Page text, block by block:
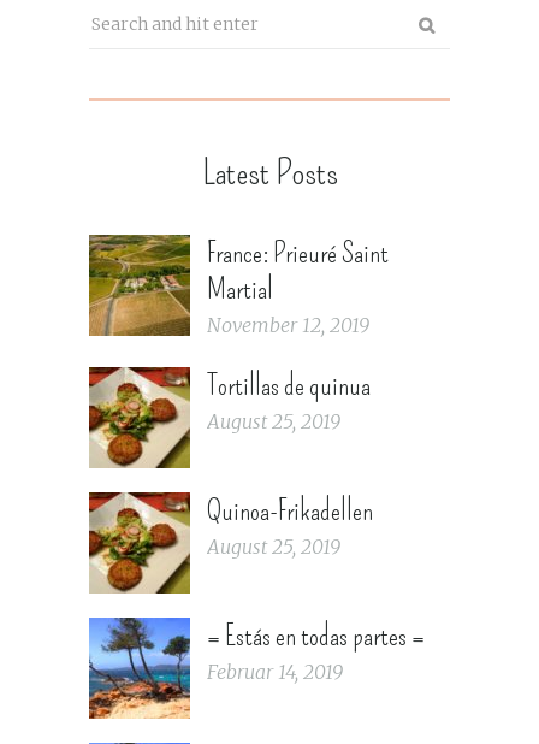
Latest Posts
France: Prieuré Saint
Martial
November 12, 2019
Tortillas de quinua
August 25, 2019
Quinoa-Frikadellen
August 25, 2019
= Estás en todas partes =
Februar 14, 2019